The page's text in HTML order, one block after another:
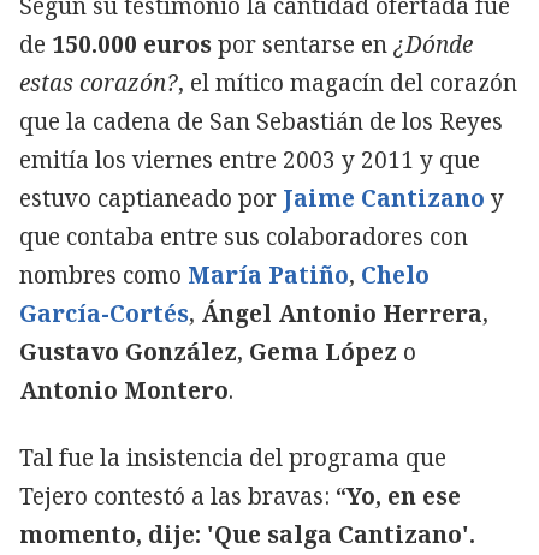
de 150.000 eurospor sentarse en¿Dónde
estas corazón?, el mítico magacín del corazón
que la cadena de San Sebastián de los Reyes
emitía los viernes entre 2003 y 2011 y que
estuvo captianeado por Jaime Cantizano y
que contaba entre sus colaboradores con
nombres como María Patiño, Chelo
García-Cortés, Ángel Antonio Herrera,
Gustavo González, Gema López o
Antonio Montero.
Tal fue la insistencia del programa que
Tejero contestó a las bravas: “Yo, en ese
momento, dije: 'Que salga Cantizano'.